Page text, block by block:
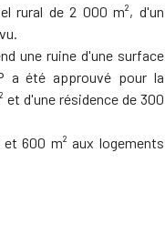
rural de 2 000 m², d'un
une ruine d'une surface
a été approuvé pour la
d'une résidence de 300
600 m² aux logements